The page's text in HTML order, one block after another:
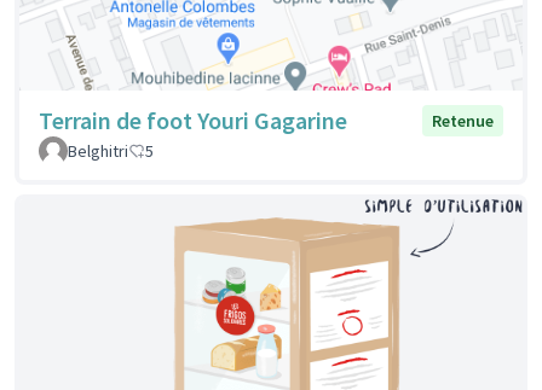
Terrain de foot Youri Gagarine
Retenue
Belghitri
5